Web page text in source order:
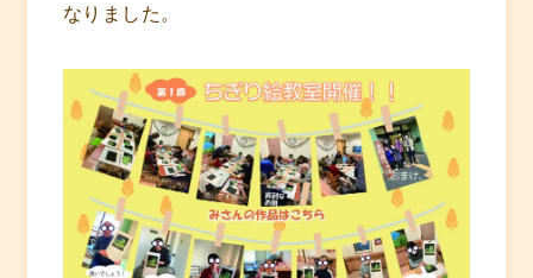
なりました。